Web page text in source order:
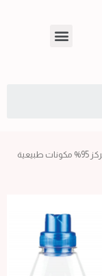
/ فايكنج بريميوم منعم الملابس المركز 95% مكونات طبيعية